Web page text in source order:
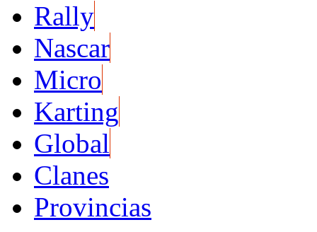
Rally
Nascar
Micro
Karting
Global
Clanes
Provincias